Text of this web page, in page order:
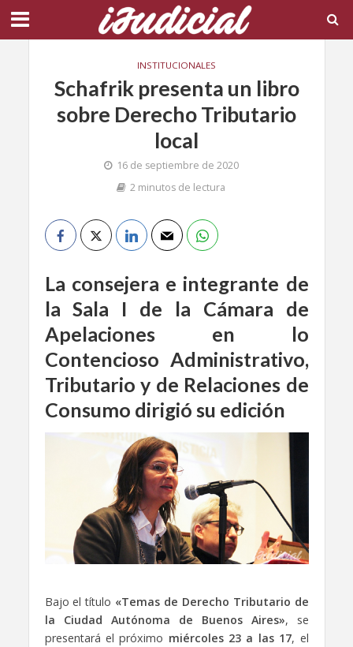
INSTITUCIONALES
Schafrik presenta un libro
sobre Derecho Tributario
local
16 de septiembre de 2020
2 minutos de lectura
La consejera e integrante de
la Sala I de la Cámara de
Apelaciones en lo
Contencioso Administrativo,
Tributario y de Relaciones de
Consumo dirigió su edición
Bajo el título «Temas de Derecho Tributario de
la Ciudad Autónoma de Buenos Aires», se
presentará el próximo miércoles 23 a las 17, el